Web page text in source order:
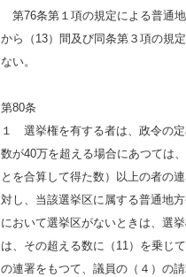
第76条第１項の規定による普通
から（13）間及び同条第３項の規
ない。
第80条
１ 選挙権を有する者は、政令の
数が40万を超える場合にあつては
とを合算して得た数）以上の者の
対し、当該選挙区に属する普通地
において選挙区がないときは、選
は、その超える数に（11）を乗じ
の連署をもつて、議員の（４）の